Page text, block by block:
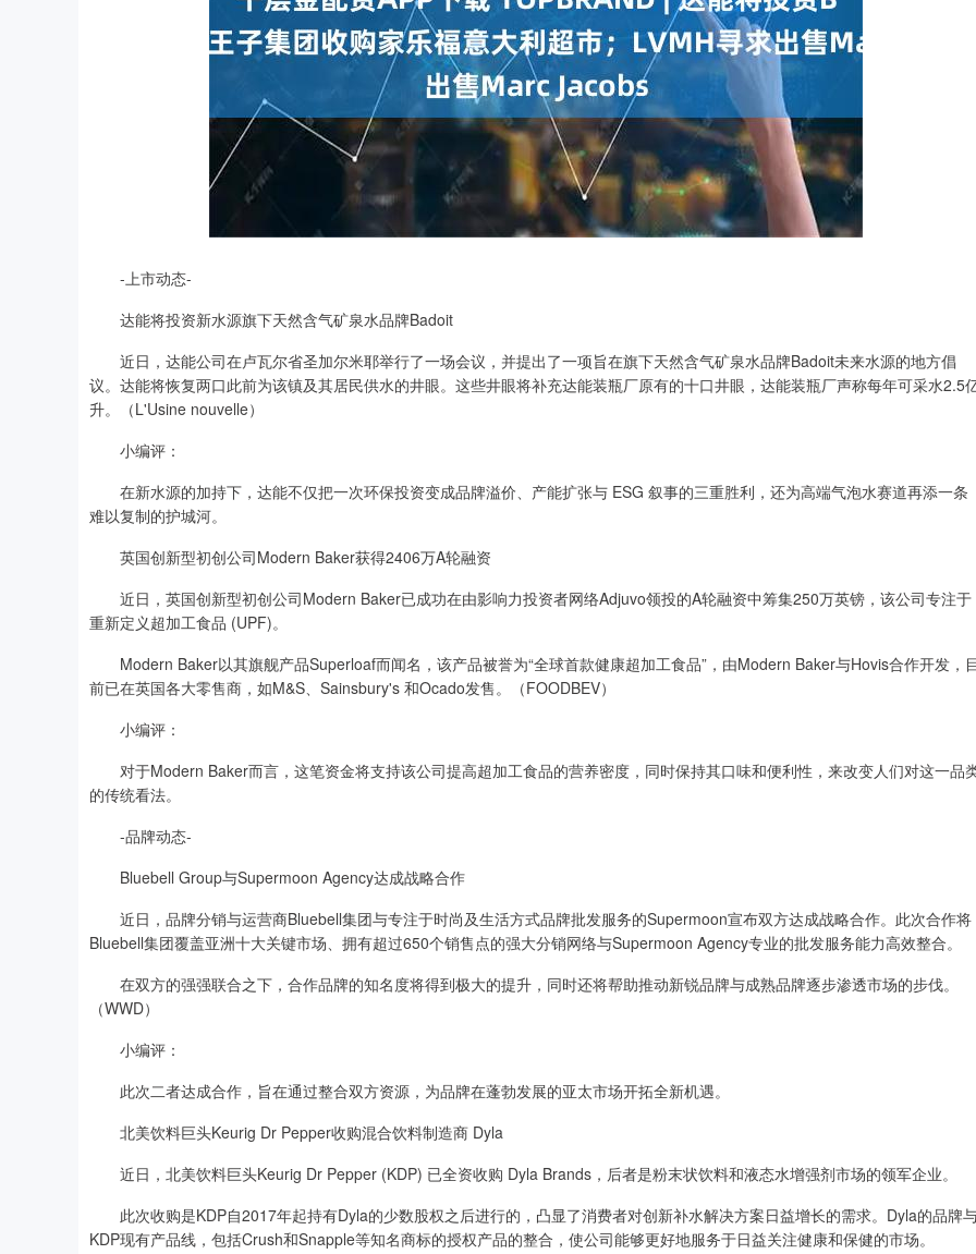
-上市动态-
达能将投资新水源旗下天然含气矿泉水品牌Badoit
近日，达能公司在卢瓦尔省圣加尔米耶举行了一场会议，并提出了一项旨在旗下天然含气矿泉水品牌Badoit未来水源的地方倡
议。达能将恢复两口此前为该镇及其居民供水的井眼。这些井眼将补充达能装瓶厂原有的十口井眼，达能装瓶厂声称每年可采水2.5
升。（L'Usine nouvelle）
小编评：
在新水源的加持下，达能不仅把一次环保投资变成品牌溢价、产能扩张与 ESG 叙事的三重胜利，还为高端气泡水赛道再添一条
难以复制的护城河。
英国创新型初创公司Modern Baker获得2406万A轮融资
近日，英国创新型初创公司Modern Baker已成功在由影响力投资者网络Adjuvo领投的A轮融资中筹集250万英镑，该公司专注于
重新定义超加工食品 (UPF)。
Modern Baker以其旗舰产品Superloaf而闻名，该产品被誉为“全球首款健康超加工食品”，由Modern Baker与Hovis合作开发，
前已在英国各大零售商，如M&S、Sainsbury's 和Ocado发售。（FOODBEV）
小编评：
对于Modern Baker而言，这笔资金将支持该公司提高超加工食品的营养密度，同时保持其口味和便利性，来改变人们对这一品
的传统看法。
-品牌动态-
Bluebell Group与Supermoon Agency达成战略合作
近日，品牌分销与运营商Bluebell集团与专注于时尚及生活方式品牌批发服务的Supermoon宣布双方达成战略合作。此次合作将
Bluebell集团覆盖亚洲十大关键市场、拥有超过650个销售点的强大分销网络与Supermoon Agency专业的批发服务能力高效整合。
在双方的强强联合之下，合作品牌的知名度将得到极大的提升，同时还将帮助推动新锐品牌与成熟品牌逐步渗透市场的步伐。
（WWD）
小编评：
此次二者达成合作，旨在通过整合双方资源，为品牌在蓬勃发展的亚太市场开拓全新机遇。
北美饮料巨头Keurig Dr Pepper收购混合饮料制造商 Dyla
近日，北美饮料巨头Keurig Dr Pepper (KDP) 已全资收购 Dyla Brands，后者是粉末状饮料和液态水增强剂市场的领军企业。
此次收购是KDP自2017年起持有Dyla的少数股权之后进行的，凸显了消费者对创新补水解决方案日益增长的需求。Dyla的品牌
KDP现有产品线，包括Crush和Snapple等知名商标的授权产品的整合，使公司能够更好地服务于日益关注健康和保健的市场。